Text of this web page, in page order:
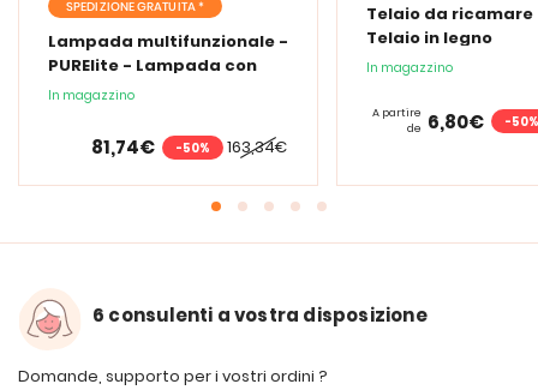
SPEDIZIONE GRATUITA *
Lampada multifunzionale -
PURElite - Lampada con
lente d'ingrandimento
In magazzino
163,34€
81,74€ -50%
Telaio da ricamare
Telaio in legno
In magazzino
A partire
de 6,80€ -50%
6 consulenti a vostra disposizione
Domande, supporto per i vostri ordini ?